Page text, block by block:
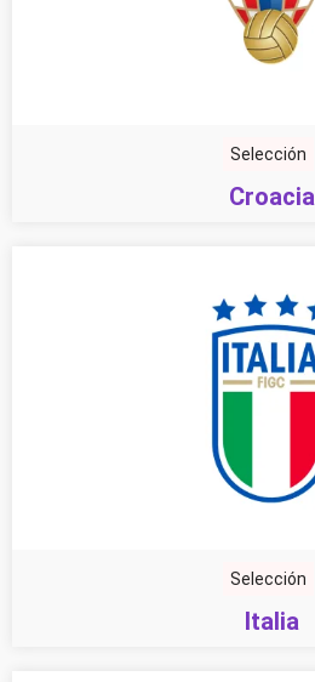
Selección
Croacia
Selección
Italia